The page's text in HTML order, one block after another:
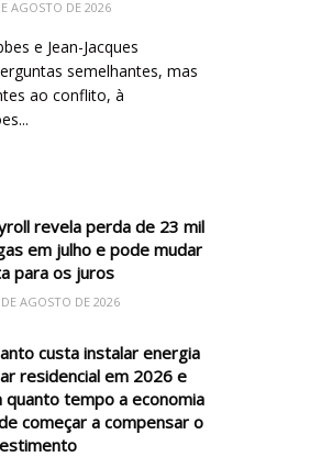
AGOSTO DE 2026
e Jean-Jacques
semelhantes, mas
ao conflito, à
revela perda de 23 mil
em julho e pode mudar
para os juros
AGOSTO DE 2026
custa instalar energia
residencial em 2026 e
quanto tempo a economia
começar a compensar o